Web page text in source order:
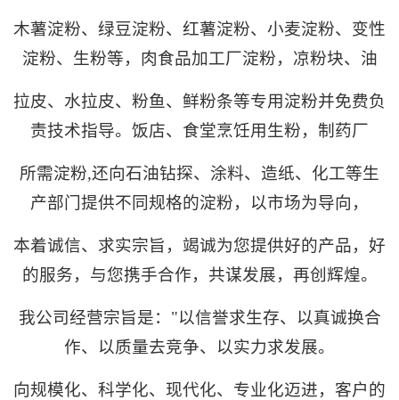
木薯淀粉、 绿豆淀粉、 红薯淀粉、小麦淀粉、变性
淀粉、生粉等，肉食品加工厂淀粉，凉粉块、 油
拉皮、 水拉皮、粉鱼、鲜粉条等专用淀粉并免费负
责技术指导。饭店、食堂烹饪用生粉， 制药厂
所需淀粉,还向石油钻探、涂料、造纸、化工等生
产部门提供不同规格的淀粉，以市场为导向，
本着诚信、 求实宗旨，竭诚为您提供好的产品，好
的服务，与您携手合作，共谋发展， 再创辉煌。
我公司经营宗旨是："以信誉求生存、以真诚换合
作、以质量去竞争、以实力求发展。
向规模化、科学化、现代化、专业化迈进，客户的